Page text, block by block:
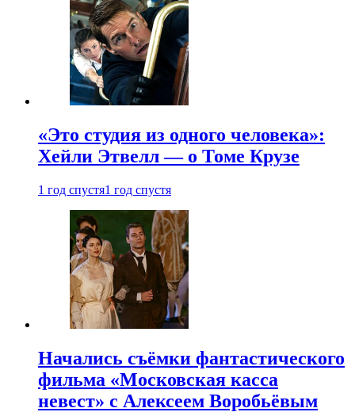
«Это студия из одного человека»:
Хейли Этвелл — о Томе Крузе
1 год спустя1 год спустя
Начались съёмки фантастического
фильма «Московская касса
невест» с Алексеем Воробьёвым